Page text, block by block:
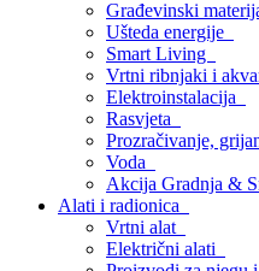
Građevinski
Ušteda energije
Smart Living
Vrtni ribnjaki i
Elektroinstalacija
Rasvjeta
Prozračivanje,
Voda
Akcija Gradnja &
Alati i radionica
Vrtni alat
Električni alati